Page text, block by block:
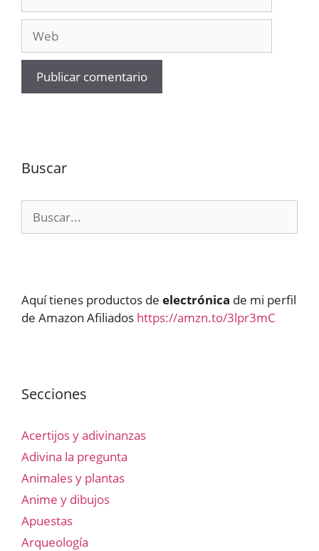
Buscar
Aquí tienes productos de electrónica de mi perfil
de Amazon Afiliados https://amzn.to/3lpr3mC
Secciones
Acertijos y adivinanzas
Adivina la pregunta
Animales y plantas
Anime y dibujos
Apuestas
Arqueología